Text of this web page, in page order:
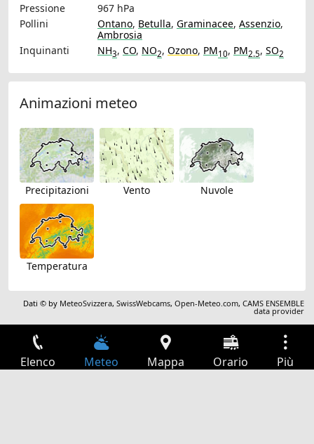
Pressione
967 hPa
Pollini
Ontano, Betulla, Graminacee, Assenzio,
Ambrosia
Inquinanti
NH3, CO, NO2, Ozono, PM10, PM2.5, SO2
Animazioni meteo
Precipitazioni Vento Nuvole
Temperatura
Dati © by MeteoSvizzera,SwissWebcams,Open-Meteo.com,CAMS ENSEMBLE
data provider
Elenco Meteo Mappa Orario Più